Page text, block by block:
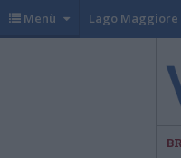
Menù Lago Maggiore